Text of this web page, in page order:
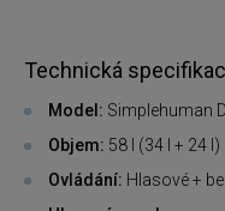
Technická
Model: Simplehuman
Objem: 58 l (34 l + 24 l)
Ovládání: Hlasové +